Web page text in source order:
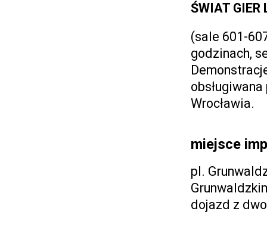
ŚWIAT GIER
(sale 601-
godzinach,
Wrocławia.
miejsce
pl.
dojazd z